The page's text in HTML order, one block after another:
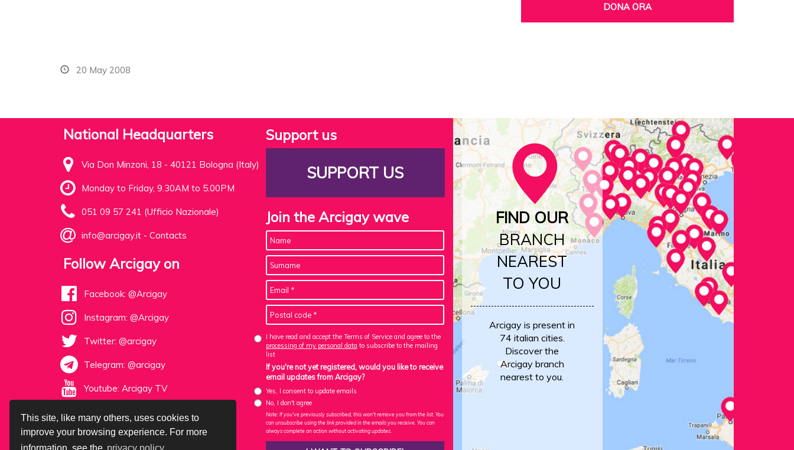
This site, like many others, uses cookies to
improve your browsing experience. For more
20 May 2008
DONA ORA
National Headquarters
Via Don Minzoni, 18 - 40121 Bologna (Italy)
Monday to Friday, 9.30AM to 5.00PM
051 09 57 241 (Ufficio Nazionale)
info@arcigay.it - Contacts
Follow Arcigay on
Facebook: @Arcigay
Instagram: @Arcigay
Twitter: @arcigay
Telegram: @arcigay
Youtube: Arcigay TV
Support us
SUPPORT US
Join the Arcigay wave
I have read and accept the Terms of Service and agree to the
processing of my personal data to subscribe to the mailing
list
If you're not yet registered, would you like to receive
email updates from Arcigay?
Yes, I consent to update emails
No, I don't agree
Note: If you've previously subscribed, this won't remove you from the list. You
can unsubscribe using the link provided in the emails you receive. You can
always complete an action without activating updates.
FIND OUR
BRANCH
NEAREST
TO YOU
Arcigay is present in
74 italian cities.
Discover the
Arcigay branch
nearest to you.